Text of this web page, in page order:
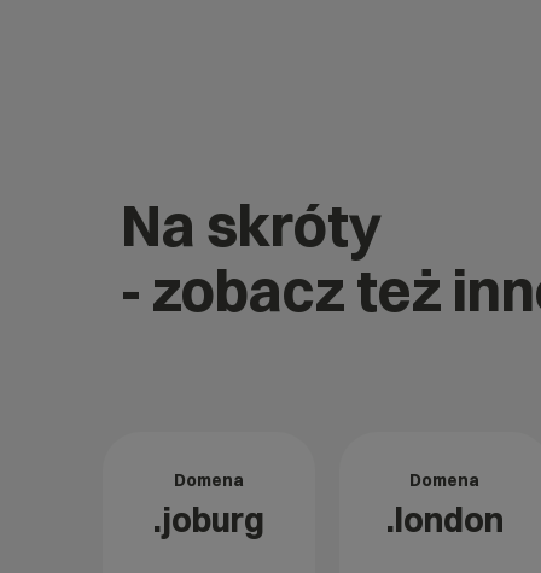
Na skróty
- zobacz też
Domena
.joburg
Domena
.london